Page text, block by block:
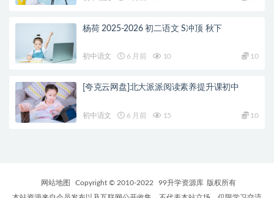
杨荷 2025-2026 初二语文 S冲顶 秋下
初中语文 6 月前 10 10
[夸克云网盘]北大派派阅读素养提升课初中
初中语文 6 月前 15 10
网站地图 Copyright © 2010-2022 99升学资源库 版权所有